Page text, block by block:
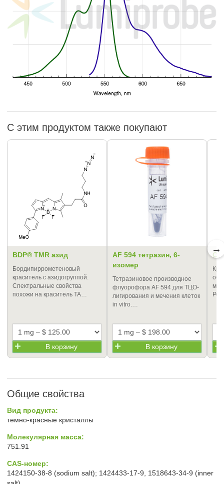
С этим продуктом также покупают
BDP® TMR азид
Бордипиррометеновый
краситель с азидогруппой.
Спектральные свойства
похожи на краситель TA…
В корзину
AF 594 тетразин, 6-
изомер
Тетразиновое производное
флуорофора AF 594 для ТЦО-
лигирования и мечения клеток
in vitro.…
В корзину
→
Общие свойства
Вид продукта:
темно-красные кристаллы
Молекулярная масса:
751.91
CAS-номер:
1424150-38-8 (sodium salt); 1424433-17-9, 1518643-34-9 (inner